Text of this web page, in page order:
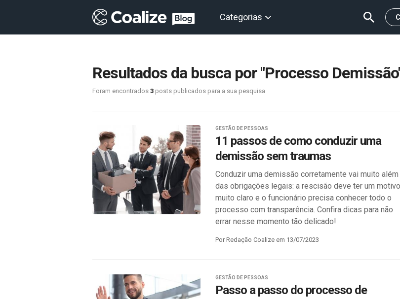
Categorias
Resultados da busca por "Processo
Foram encontrados 3 posts publicados para a sua pesquisa
GESTÃO DE PESSOAS
11 passos de como conduzir uma
demissão sem traumas
Conduzir uma demissão corretamente vai muito além
das obrigações legais: a rescisão deve ter um motivo
muito claro e o funcionário precisa conhecer todo o
processo com transparência. Confira dicas para não
errar nesse momento tão delicado!
Por Redação Coalize em 13/07/2023
GESTÃO DE PESSOAS
Passo a passo do processo de